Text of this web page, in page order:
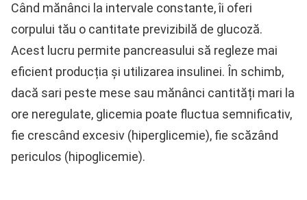
Când mănânci la intervale constante, îi oferi
corpului tău o cantitate previzibilă de glucoză.
Acest lucru permite pancreasului să regleze mai
eficient producția și utilizarea insulinei. În schimb,
dacă sari peste mese sau mănânci cantități mari la
ore neregulate, glicemia poate fluctua semnificativ,
fie crescând excesiv (hiperglicemie), fie scăzând
periculos (hipoglicemie).